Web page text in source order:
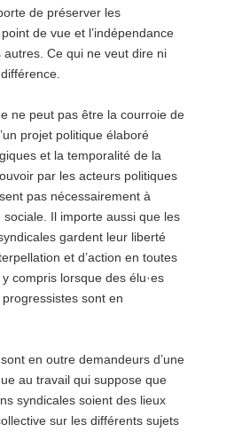
de préserver les
de vue et l’indépendance
autres. Ce qui ne veut dire ni
ne peut pas être la courroie de
projet politique élaboré
et la temporalité de la
par les acteurs politiques
pas nécessairement à
sociale. Il importe aussi que les
gardent leur liberté
et d’action en toutes
compris lorsque des élu·es
sont en
en outre demandeurs d’une
au travail qui suppose que
syndicales soient des lieux
sur les différents sujets